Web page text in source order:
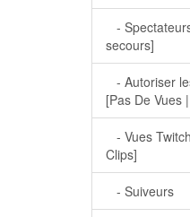
-
secours]
- Autoriser
[Pas De Vues
- Vues
Clips]
- Suiveurs